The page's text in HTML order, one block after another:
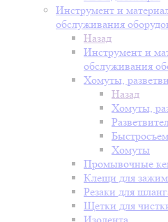
Инструмент и
обслуживания
Назад
Инструмент и
обслуживания
Хомуты,
Назад
Хомуты,
Хомуты
Промывочные
Клещи для
Резаки для
Щетки для